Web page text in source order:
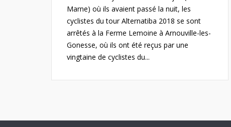
Marne) où ils avaient passé la nuit, les
cyclistes du tour Alternatiba 2018 se sont
arrêtés à la Ferme Lemoine à Arnouville-les-
Gonesse, où ils ont été reçus par une
vingtaine de cyclistes du...